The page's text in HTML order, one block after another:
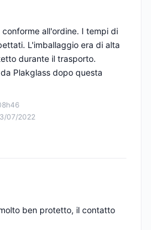
07/2022
all'ordine. I tempi di
L'imballaggio era di alta
durante il trasporto.
Plakglass dopo questa
ben protetto, il contatto